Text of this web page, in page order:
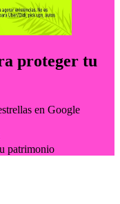
proteger tu
en Google
patrimonio